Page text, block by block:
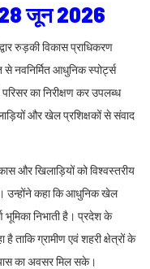
28 जून 2026
रुड़की विकास प्राधिकरण
नवनिर्मित आधुनिक स्पोर्ट्स
का निरीक्षण कर उपलब्ध
और खेल प्रशिक्षकों से संवाद
और खिलाड़ियों को विश्वस्तरीय
उन्होंने कहा कि आधुनिक खेल
भूमिका निभाती है। प्रदेश के
ताकि ग्रामीण एवं शहरी क्षेत्रों के
का अवसर मिल सके।